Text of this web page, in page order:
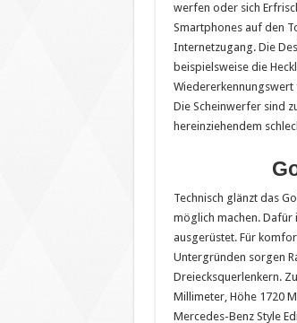
werfen oder sich
Smartphones auf den
Internetzugang. Die
beispielsweise die
Wiedererkennungswert
Die Scheinwerfer sind
hereinziehendem
Technisch glänzt das
möglich machen. Dafür
ausgerüstet. Für
Untergründen sorgen
Dreiecksquerlenkern.
Millimeter, Höhe 1720
Mercedes-Benz Style